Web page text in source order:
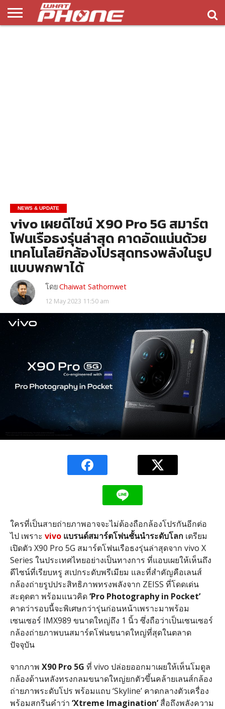
NEWS & UPDATE
vivo เผยดีไซน์ X90 Pro 5G สมาร์ต
โฟนเรือธงรุ่นล่าสุด คาดอัดแน่นด้วย
เทคโนโลยีกล้องโปรสุดทรงพลังในรูป
แบบพกพาได้
โดยChaiwat Sathornwet
12 May 2023 11:50 am
ใครที่เป็นสายถ่ายภาพอาจจะไม่ต้องถือกล้องโปรกันอีกต่อ
ไป เพราะ vivo แบรนด์สมาร์ตโฟนชั้นนำระดับโลกเตรียม
เปิดตัว X90 Pro 5G สมาร์ตโฟนเรือธงรุ่นล่าสุดจาก vivo X
Series ในประเทศไทยอย่างเป็นทางการ ที่แอบเผยให้เห็นถึง
ดีไซน์ที่เรียบหรู สเปกระดับพรีเมียม และที่สำคัญคือเลนส์
กล้องถ่ายรูปประสิทธิภาพทรงพลังจาก ZEISS ที่โดดเด่น
สะดุดตา พร้อมแนวคิด‘Pro Photography in Pocket’
คาดว่ารอบนี้จะพิเศษกว่ารุ่นก่อนหน้าเพราะมาพร้อม
เซนเซอร์ IMX989 ขนาดใหญ่ถึง 1 นิ้ว ซึ่งถือว่าเป็นเซนเซอร์
กล้องถ่ายภาพบนสมาร์ตโฟนขนาดใหญ่ที่สุดในตลาด
ปัจจุบัน
จากภาพ X90 Pro 5G ที่ vivo ปล่อยออกมาเผยให้เห็นโมดูล
กล้องด้านหลังทรงกลมขนาดใหญ่ยกตัวขึ้นคล้ายเลนส์กล้อง
ถ่ายภาพระดับโปร พร้อมแถบ ‘Skyline’ คาดกลางตัวเครื่อง
พร้อมสกรีนคำว่า ‘Xtreme Imagination’สื่อถึงพลังความ